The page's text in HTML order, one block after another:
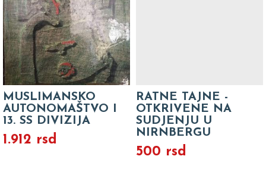
MUSLIMANSKO
AUTONOMAŠTVO I
13. SS DIVIZIJA
1.912 rsd
RATNE TAJNE -
OTKRIVENE NA
SUDJENJU U
NIRNBERGU
500 rsd